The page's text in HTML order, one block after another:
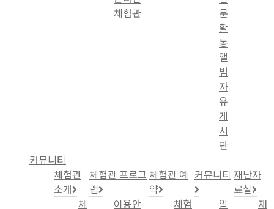
체험관
문
활
동
앨
범
자
유
게
시
판
커뮤니티
체험관
소개
체
체험관 프로그
램
이용안
체험관 예
약
체험
커뮤니티
알
재난자
료실
재